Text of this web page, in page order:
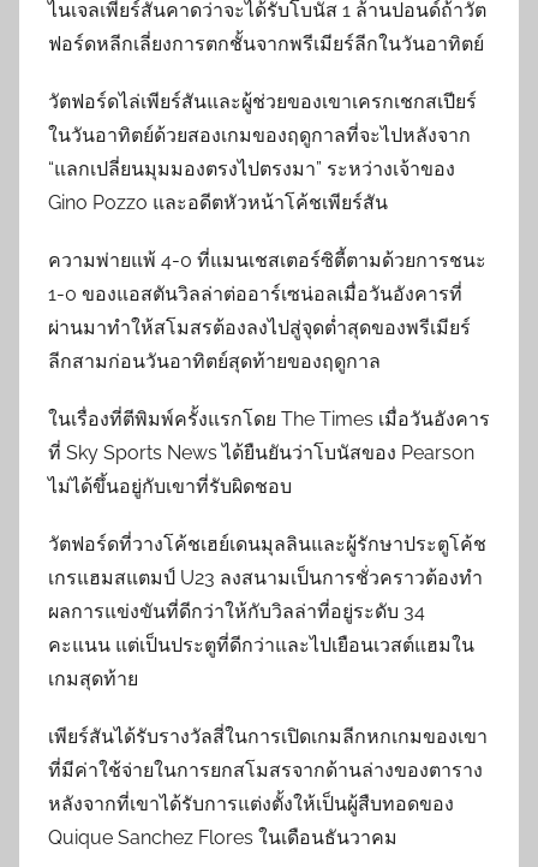
ไนเจลเพียร์สันคาดว่าจะได้รับโบนัส 1 ล้านปอนด์ถ้าวัต
ฟอร์ดหลีกเลี่ยงการตกชั้นจากพรีเมียร์ลีกในวันอาทิตย์
วัตฟอร์ดไล่เพียร์สันและผู้ช่วยของเขาเครกเชกสเปียร์
ในวันอาทิตย์ด้วยสองเกมของฤดูกาลที่จะไปหลังจาก
“แลกเปลี่ยนมุมมองตรงไปตรงมา” ระหว่างเจ้าของ
Gino Pozzo และอดีตหัวหน้าโค้ชเพียร์สัน
ความพ่ายแพ้ 4-0 ที่แมนเชสเตอร์ซิตี้ตามด้วยการชนะ
1-0 ของแอสตันวิลล่าต่ออาร์เซน่อลเมื่อวันอังคารที่
ผ่านมาทำให้สโมสรต้องลงไปสู่จุดต่ำสุดของพรีเมียร์
ลีกสามก่อนวันอาทิตย์สุดท้ายของฤดูกาล
ในเรื่องที่ตีพิมพ์ครั้งแรกโดย The Times เมื่อวันอังคาร
ที่ Sky Sports News ได้ยืนยันว่าโบนัสของ Pearson
ไม่ได้ขึ้นอยู่กับเขาที่รับผิดชอบ
วัตฟอร์ดที่วางโค้ชเฮย์เดนมุลลินและผู้รักษาประตูโค้ช
เกรแฮมสแตมป์ U23 ลงสนามเป็นการชั่วคราวต้องทำ
ผลการแข่งขันที่ดีกว่าให้กับวิลล่าที่อยู่ระดับ 34
คะแนน แต่เป็นประตูที่ดีกว่าและไปเยือนเวสต์แฮมใน
เกมสุดท้าย
เพียร์สันได้รับรางวัลสี่ในการเปิดเกมลีกหกเกมของเขา
ที่มีค่าใช้จ่ายในการยกสโมสรจากด้านล่างของตาราง
หลังจากที่เขาได้รับการแต่งตั้งให้เป็นผู้สืบทอดของ
Quique Sanchez Flores ในเดือนธันวาคม